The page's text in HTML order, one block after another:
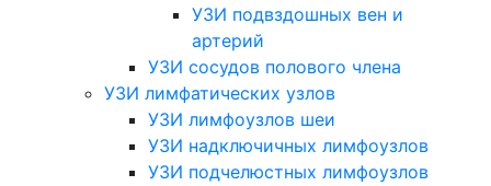
УЗИ подвздошных вен и
артерий
УЗИ сосудов полового члена
УЗИ лимфатических узлов
УЗИ лимфоузлов шеи
УЗИ надключичных лимфоузлов
УЗИ подчелюстных лимфоузлов